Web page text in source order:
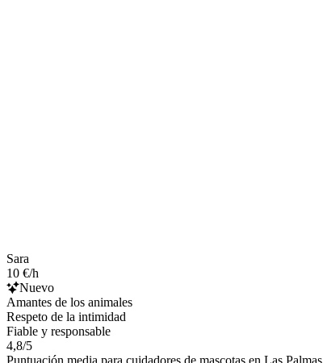
Sara
10 €/h
Nuevo
Amantes de los animales
Respeto de la intimidad
Fiable y responsable
4,8/5
Puntuación media para cuidadores de mascotas en Las Palmas